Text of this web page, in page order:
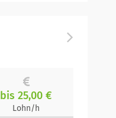
bis 25,00 €
Lohn/h